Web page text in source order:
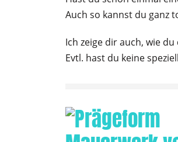
Auch so kannst du ganz
Ich zeige dir auch, wie
Evtl. hast du keine